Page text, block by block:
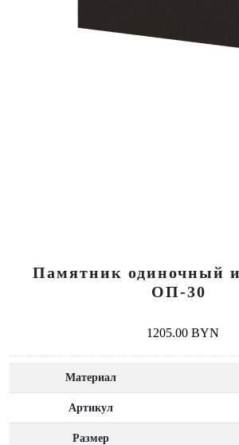
Памятник одиночный
ОП-30
1205.00 BYN
Материал
Артикул
Размер